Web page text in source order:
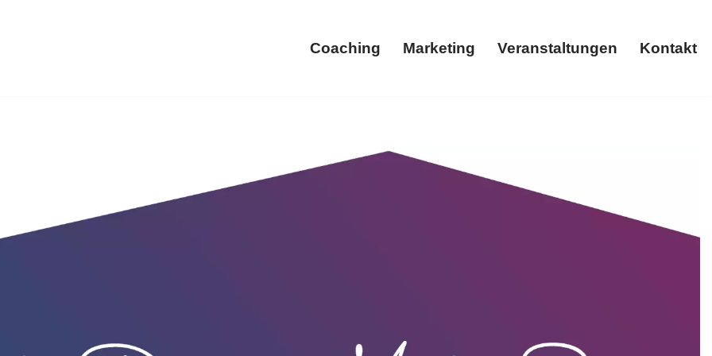
Coaching Marketing Veranstaltungen Kontakt